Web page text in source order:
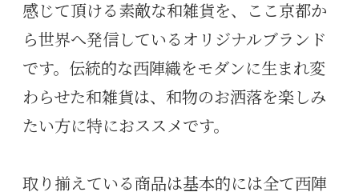
感じて頂ける素敵な和雑貨を、ここ京都か
ら世界へ発信しているオリジナルブランド
です。伝統的な西陣織をモダンに生まれ変
わらせた和雑貨は、和物のお洒落を楽しみ
たい方に特におススメです。
取り揃えている商品は基本的には全て西陣